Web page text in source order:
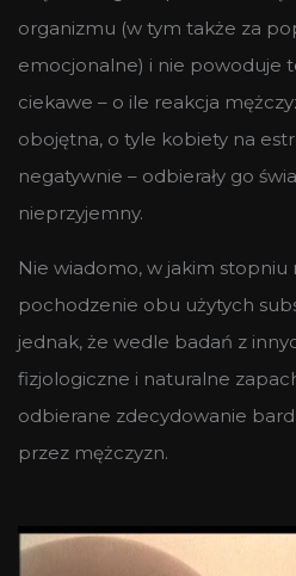
organizmu (w tym także za
emocjonalne) i nie powoduje
ciekawe – o ile reakcja
obojętna, o tyle kobiety na
negatywnie – odbierały go
nieprzyjemny.
Nie wiadomo, w jakim stopniu
pochodzenie obu użytych
jednak, że wedle badań z
fizjologiczne i naturalne
odbierane zdecydowanie
przez mężczyzn.